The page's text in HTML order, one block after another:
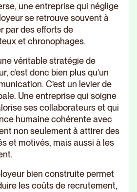
une entreprise qui néglige
se retrouve souvent à
par des efforts de
et chronophages.
véritable stratégie de
c’est donc bien plus qu’un
C’est un levier de
Une entreprise qui soigne
ses collaborateurs et qui
humaine cohérente avec
non seulement à attirer des
et motivés, mais aussi à les
bien construite permet
les coûts de recrutement,